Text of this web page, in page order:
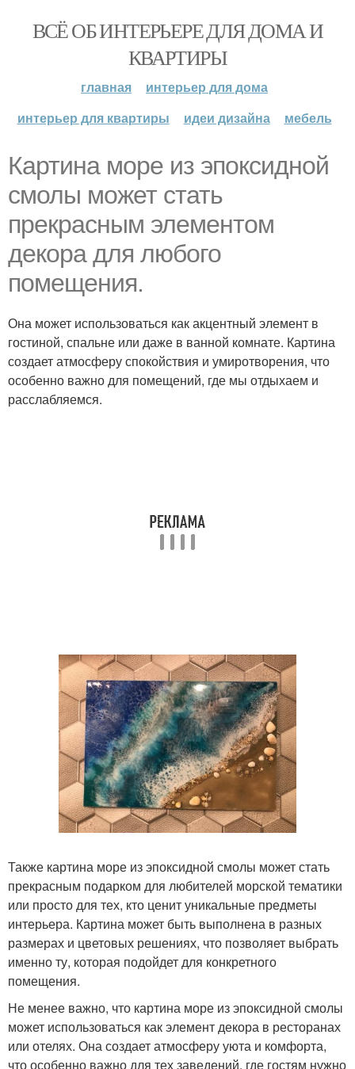
ВСЁ ОБ ИНТЕРЬЕРЕ ДЛЯ ДОМА И
КВАРТИРЫ
главная
интерьер для дома
интерьер для квартиры
идеи дизайна мебель
Картина море из эпоксидной
смолы может стать
прекрасным элементом
декора для любого
помещения.
Она может использоваться как акцентный элемент в
гостиной, спальне или даже в ванной комнате. Картина
создает атмосферу спокойствия и умиротворения, что
особенно важно для помещений, где мы отдыхаем и
расслабляемся.
Также картина море из эпоксидной смолы может стать
прекрасным подарком для любителей морской тематики
или просто для тех, кто ценит уникальные предметы
интерьера. Картина может быть выполнена в разных
размерах и цветовых решениях, что позволяет выбрать
именно ту, которая подойдет для конкретного
помещения.
Не менее важно, что картина море из эпоксидной смолы
может использоваться как элемент декора в ресторанах
или отелях. Она создает атмосферу уюта и комфорта,
что особенно важно для тех заведений, где гостям нужно